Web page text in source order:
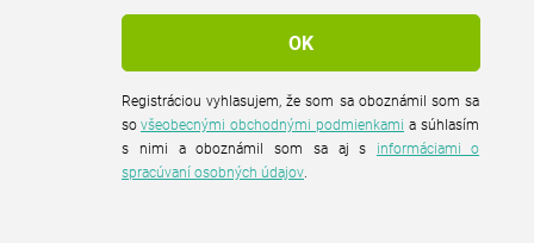
Registráciou vyhlasujem, že som sa oboznámil som sa
sovšeobecnými obchodnými podmienkami a súhlasím
s nimi a oboznámil som sa aj s informáciami o
spracúvaní osobných údajov.